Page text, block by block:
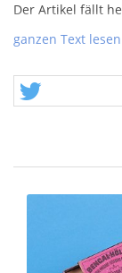
Der Artikel fällt
Alter Text.
Wunderschöner
Weco für Comet!
Achtung, nur
ganzen Text lesen